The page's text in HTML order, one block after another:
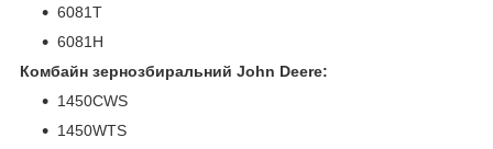
6081T
6081Н
Комбайн зернозбиральний John Deere:
1450CWS
1450WTS